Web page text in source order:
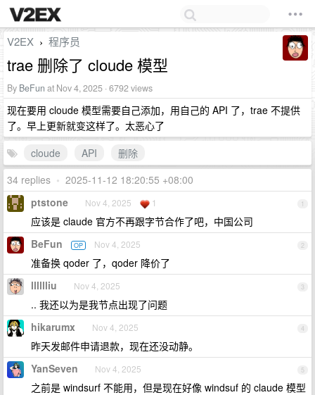
V2EX › 程序员
trae 删除了 cloude 模型
By BeFun at Nov 4, 2025 · 6792 views
现在要用 cloude 模型需要自己添加，用自己的 API 了，trae 不提供
了。早上更新就变这样了。太恶心了
cloude
API
删除
34 replies • 2025-11-12 18:20:55 +08:00
1
ptstone Nov 4, 2025 1
应该是 claude 官方不再跟字节合作了吧，中国公司
2
BeFun OP Nov 4, 2025
准备换 qoder 了，qoder 降价了
3
lllllliu Nov 4, 2025
.. 我还以为是我节点出现了问题
4
hikarumx Nov 4, 2025
昨天发邮件申请退款，现在还没动静。
5
YanSeven Nov 4, 2025
之前是 windsurf 不能用，但是现在好像 windsuf 的 claude 模型